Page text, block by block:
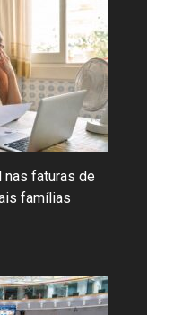
nas faturas de
famílias